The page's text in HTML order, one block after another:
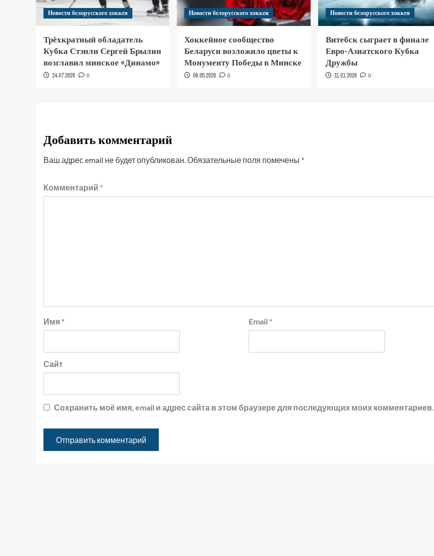
Новости белорусского хоккея
Трёхкратный обладатель
Кубка Стэнли Сергей Брылин
возглавил минское «Динамо»
24.07.2026 0
Новости белорусского хоккея
Хоккейное сообщество
Беларуси возложило цветы к
Монументу Победы в Минске
09.05.2026 0
Новости белорусского хоккея
Витебск сыграет в финале
Евро-Азиатского Кубка
Дружбы
11.01.2026 0
Добавить комментарий
Ваш адрес email не будет опубликован.Обязательные поля помечены *
Комментарий *
Имя * Email *
Сайт
Сохранить моё имя, email и адрес сайта в этом браузере для последующих моих комментариев.